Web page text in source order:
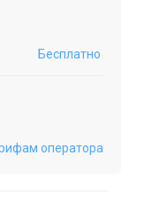
Бесплатно
оператора